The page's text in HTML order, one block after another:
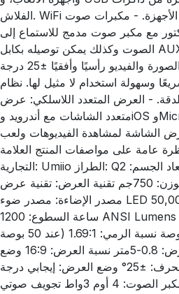
الفلاش. WiFi يمكن من البث اللاسلكي من الأجهزة. - مكبرات صوت
مع مكبر صوت مدمج للاستماع إلى
الصوت وكذلك يمكن توصيله بكابل AUX. - تصحيح رباعي الأضلاع
والمنحرف: إمكانية ضبط الصورة والفيديو رأسيًا وأفقيًا ±25 درجة
وسهولة استخدام لا مثيل لها. نظام
- العرض المتعدد اللاسلكي: عرض
متعدد الشاشات مع أندرويد وiOS وMicro OS. يدعم طرق عرض
الشاشة لمشاهدة الفيديوهات ولعب
عامة على مواصفات المنتج العلامة
التجارية: Umiio الطراز: Q2 النظام: أندرويد اللون: أبيض أبعاد الجسم:
116.5*116.5*154مم الوزن: 750جم تقنية العرض: تقنية عرض LED
مصدر الإضاءة: مصدر ضوء LED عمر مصدر الضوء المتوقع: 50,000
ساعة السطوع: 1200 ANSI Lumens الدقة: 1920*1080 بكسل
حجم العرض: 50-150 بوصة نسبة الرمي: 1.69:1 (عند 50 بوصة
بمسافة 1متر) مسافة العرض: 0.8-5متر نسبة العرض: 16:9 وضع
التركيز: يدوي تصحيح المنحرف: ±25° وضع العرض: إيجابي درجة